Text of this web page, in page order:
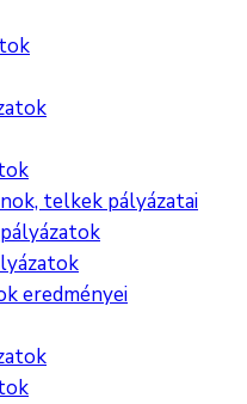
telkek pályázatai
eredményei